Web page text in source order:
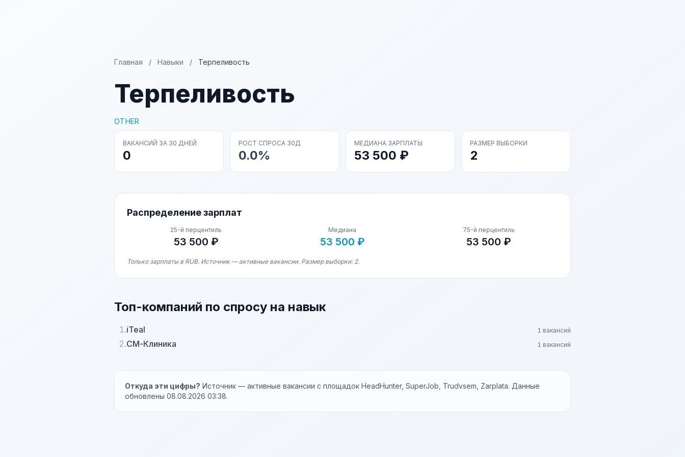
Главная / Навыки / Терпеливость
Терпеливость
OTHER
ВАКАНСИЙ ЗА 30 ДНЕЙ
0
РОСТ СПРОСА 30Д
0.0%
МЕДИАНА ЗАРПЛАТЫ
53 500 ₽
РАЗМЕР ВЫБОРКИ
2
Распределение зарплат
25-й перцентиль
53 500 ₽
Медиана
53 500 ₽
75-й перцентиль
53 500 ₽
Только зарплаты в RUB. Источник — активные вакансии. Размер выборки: 2.
Топ-компаний по спросу на навык
1.iTeal 1 вакансий
2.СМ-Клиника 1 вакансий
Откуда эти цифры? Источник — активные вакансии с площадок HeadHunter, SuperJob, Trudvsem, Zarplata. Данные
обновлены 08.08.2026 03:38.